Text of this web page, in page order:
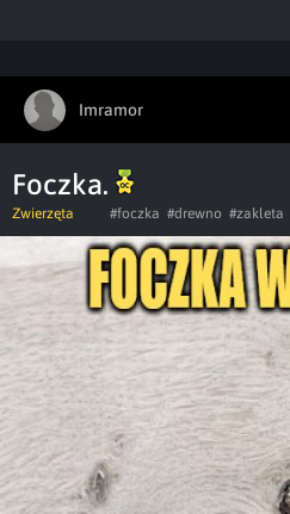
Imramor
Foczka.
Zwierzęta #foczka #drewno #zakleta